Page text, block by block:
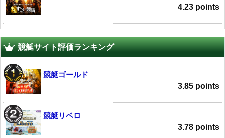
4.23 points
競艇サイト評価ランキング
競艇ゴールド
3.85 points
競艇リベロ
3.78 points